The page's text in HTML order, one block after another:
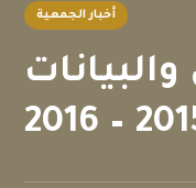
أخبار الجمعية
والبيانات